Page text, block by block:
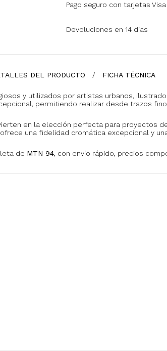
Pago seguro con tarjetas
Devoluciones en 14 días
DEL PRODUCTO FICHA TÉCNICA
y utilizados por artistas urbanos,
permitiendo realizar desde trazos
en la elección perfecta para proyectos
ofrece una fidelidad cromática excepcional y
de MTN 94, con envío rápido, precios